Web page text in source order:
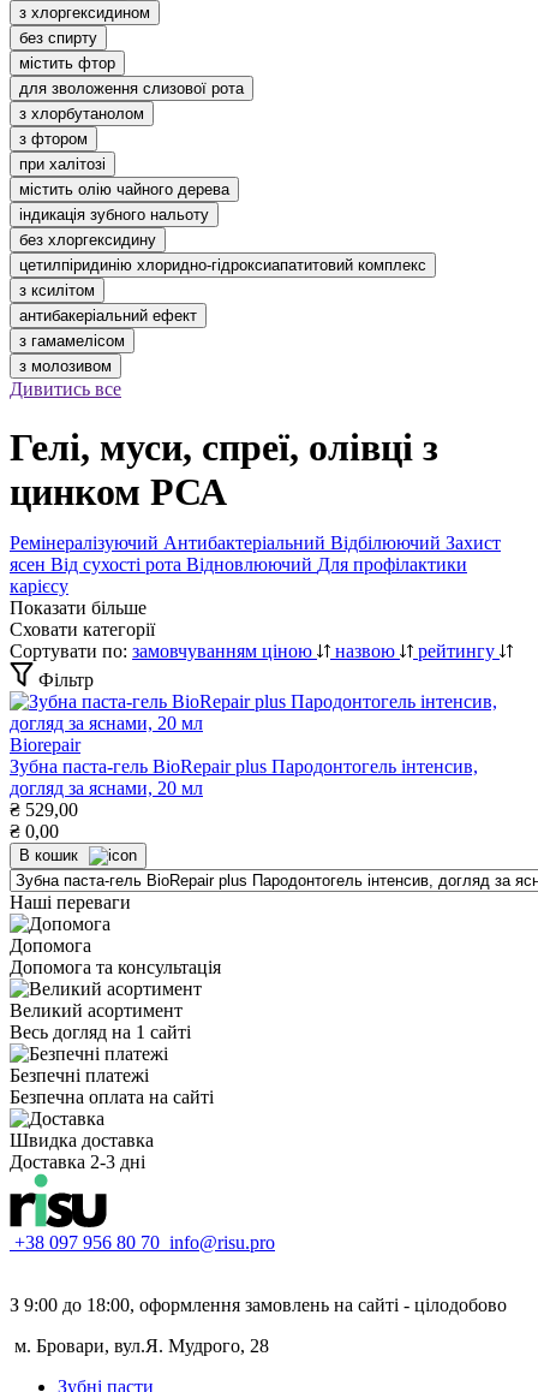
з хлоргексидином
без спирту
містить фтор
для зволоження слизової рота
з хлорбутанолом
з фтором
при халітозі
містить олію чайного дерева
індикація зубного нальоту
без хлоргексидину
цетилпіридинію хлоридно-гідроксиапатитовий комплекс
з ксилітом
антибакеріальний ефект
з гамамелісом
з молозивом
Дивитись все
Гелі, муси, спреї, олівці з
цинком РСА
Ремінералізуючий Антибактеріальний Відбілюючий Захист
ясен Від сухості рота Відновлюючий Для профілактики
карієсу
Показати більше
Сховати категорії
Сортувати по: замовчуванням ціною назвою
рейтингу
Фільтр
Biorepair
Зубна паста-гель BioRepair plus Пародонтогель інтенсив,
догляд за яснами, 20 мл
₴ 529,00
₴ 0,00
В кошик
Наші переваги
Допомога
Допомога та консультація
Великий асортимент
Весь догляд на 1 сайті
Безпечні платежі
Безпечна оплата на сайті
Швидка доставка
Доставка 2-3 дні
+38 097 956 80 70 info@risu.pro
З 9:00 до 18:00, оформлення замовлень на сайті - цілодобово
м. Бровари, вул.Я. Мудрого, 28
Зубні пасти